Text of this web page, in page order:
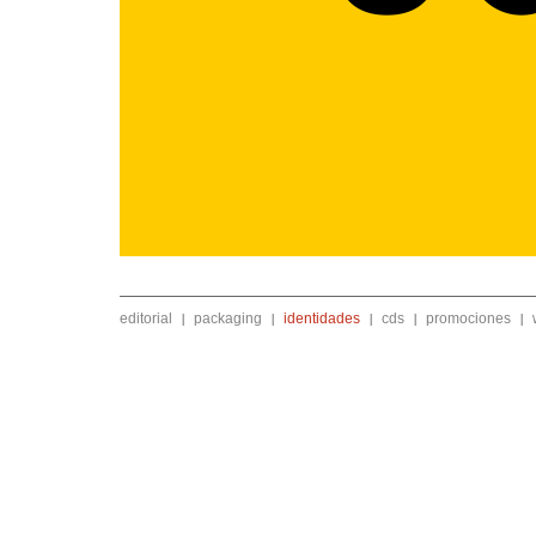
editorial | packaging | identidades | cds | promociones |